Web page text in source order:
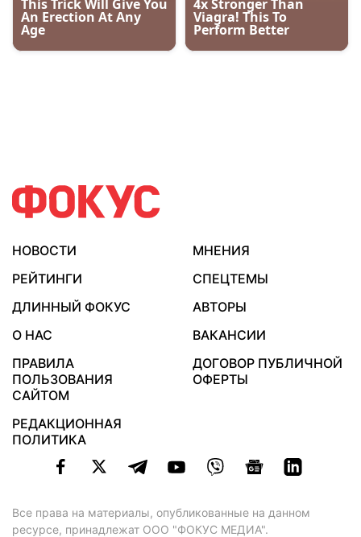
НОВОСТИ
МНЕНИЯ
РЕЙТИНГИ
СПЕЦТЕМЫ
ДЛИННЫЙ ФОКУС
АВТОРЫ
О НАС
ВАКАНСИИ
ПРАВИЛА
ПОЛЬЗОВАНИЯ
САЙТОМ
ДОГОВОР ПУБЛИЧНОЙ
ОФЕРТЫ
РЕДАКЦИОННАЯ
ПОЛИТИКА
Все права на материалы, опубликованные на данном
ресурсе, принадлежат ООО "ФОКУС МЕДИА".